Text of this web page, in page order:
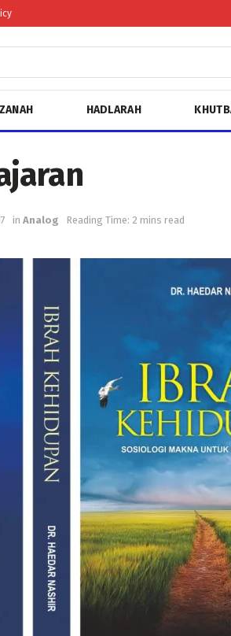
HADLARAH
in Analog Reading Time: 2 mins read